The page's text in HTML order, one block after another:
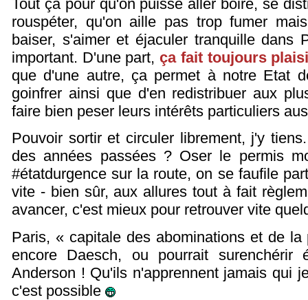
Tout ça pour qu'on puisse aller boire, se
rouspéter, qu'on aille pas trop fumer
baiser, s'aimer et éjaculer tranquille dans
important. D'une part,ça fait toujours
que d'une autre, ça permet à notre Etat
goinfrer ainsi que d'en redistribuer aux
faire bien peser leurs intérêts particuliers
Pouvoir sortir et circuler librement, j'y
des années passées ? Oser le permis
#étatdurgence sur la route, on se faufile
vite - bien sûr, aux allures tout à fait
avancer, c'est mieux pour retrouver vite
Paris, « capitale des abominations et de
encore Daesch, ou pourrait surenchérir
Anderson ! Qu'ils n'apprennent jamais qui
c'est possible